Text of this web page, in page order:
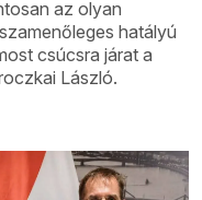
az olyan
hatályú
csúcsra járat a
László.